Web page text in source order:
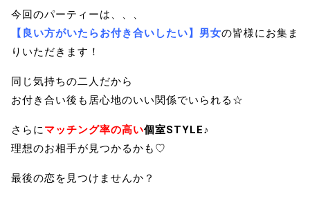
今回のパーティーは、、、
【良い方がいたらお付き合いしたい】男女の皆様にお集ま
りいただきます！
同じ気持ちの二人だから
お付き合い後も居心地のいい関係でいられる☆
さらにマッチング率の高い個室STYLE♪
理想のお相手が見つかるかも♡
最後の恋を見つけませんか？